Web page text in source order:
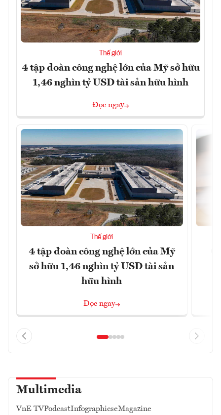
Thế giới
4 tập đoàn công nghệ lớn của Mỹ sở hữu
1,46 nghìn tỷ USD tài sản hữu hình
Đọc ngay
Thế giới
4 tập đoàn công nghệ lớn của Mỹ
sở hữu 1,46 nghìn tỷ USD tài sản
hữu hình
Đọc ngay
Multimedia
VnE TVPodcastInfographicseMagazine